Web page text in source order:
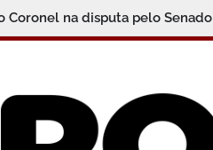
Coronel na disputa pelo